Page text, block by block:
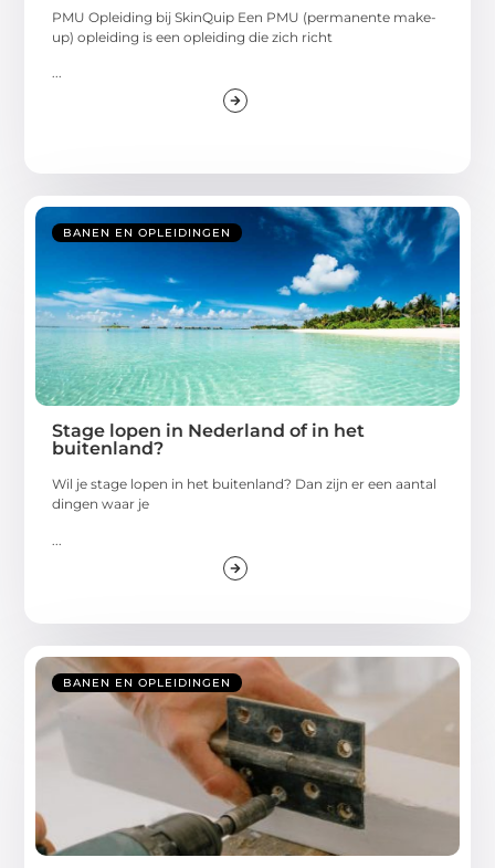
PMU Opleiding bij SkinQuip Een PMU (permanente make-
up) opleiding is een opleiding die zich richt
...
BANEN EN OPLEIDINGEN
Stage lopen in Nederland of in het
buitenland?
Wil je stage lopen in het buitenland? Dan zijn er een aantal
dingen waar je
BANEN EN OPLEIDINGEN